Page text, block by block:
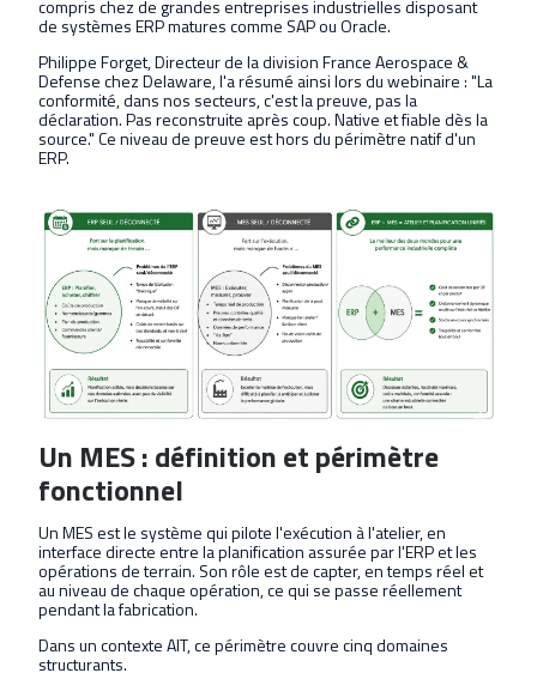
compris chez de grandes entreprises industrielles disposant
de systèmes ERP matures comme SAP ou Oracle.
Philippe Forget, Directeur de la division France Aerospace &
Defense chez Delaware, l'a résumé ainsi lors du webinaire : "La
conformité, dans nos secteurs, c'est la preuve, pas la
déclaration. Pas reconstruite après coup. Native et fiable dès la
source." Ce niveau de preuve est hors du périmètre natif d'un
ERP.
Un MES : définition et périmètre
fonctionnel
Un MES est le système qui pilote l'exécution à l'atelier, en
interface directe entre la planification assurée par l'ERP et les
opérations de terrain. Son rôle est de capter, en temps réel et
au niveau de chaque opération, ce qui se passe réellement
pendant la fabrication.
Dans un contexte AIT, ce périmètre couvre cinq domaines
structurants.